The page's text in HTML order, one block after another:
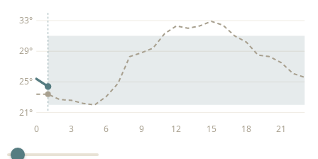
21°
25°
29°
33°
0 3 6 9 12 15 18 21